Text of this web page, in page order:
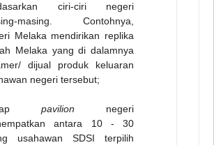
ciri-ciri negeri
masing. Contohnya,
Melaka mendirikan replika
Melaka yang di dalamnya
dijual produk keluaran
negeri tersebut;
pavilion negeri
antara 10 - 30
usahawan SDSI terpilih